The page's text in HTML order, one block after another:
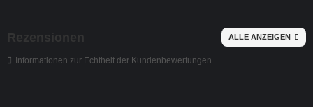
Rezensionen ALLE ANZEIGEN
Informationen zur Echtheit der Kundenbewertungen